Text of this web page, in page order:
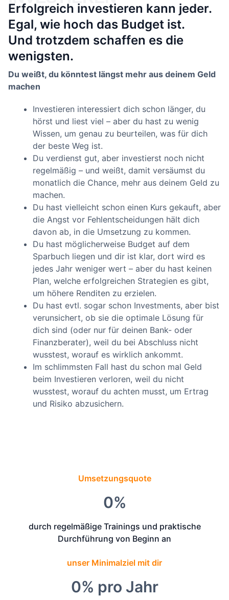
Erfolgreich investieren kann jeder.
Egal, wie hoch das Budget ist.
Und trotzdem schaffen es die
wenigsten.
Du weißt, du könntest längst mehr aus deinem Geld
machen
Investieren interessiert dich schon länger, du
hörst und liest viel – aber du hast zu wenig
Wissen, um genau zu beurteilen, was für dich
der beste Weg ist.
Du verdienst gut, aber investierst noch nicht
regelmäßig – und weißt, damit versäumst du
monatlich die Chance, mehr aus deinem Geld zu
machen.
Du hast vielleicht schon einen Kurs gekauft, aber
die Angst vor Fehlentscheidungen hält dich
davon ab, in die Umsetzung zu kommen.
Du hast möglicherweise Budget auf dem
Sparbuch liegen und dir ist klar, dort wird es
jedes Jahr weniger wert – aber du hast keinen
Plan, welche erfolgreichen Strategien es gibt,
um höhere Renditen zu erzielen.
Du hast evtl. sogar schon Investments, aber bist
verunsichert, ob sie die optimale Lösung für
dich sind (oder nur für deinen Bank- oder
Finanzberater), weil du bei Abschluss nicht
wusstest, worauf es wirklich ankommt.
Im schlimmsten Fall hast du schon mal Geld
beim Investieren verloren, weil du nicht
wusstest, worauf du achten musst, um Ertrag
und Risiko abzusichern.
Umsetzungsquote
0%
durch regelmäßige Trainings und praktische
Durchführung von Beginn an
unser Minimalziel mit dir
0% pro Jahr